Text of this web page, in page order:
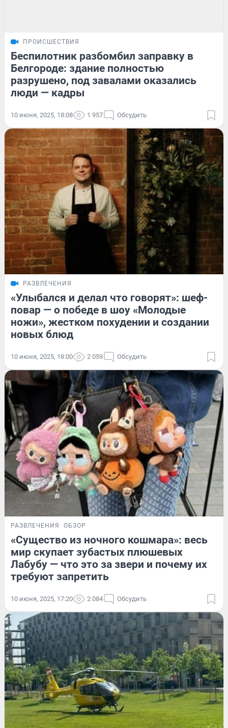
ПРОИСШЕСТВИЯ
Беспилотник разбомбил заправку в
Белгороде: здание полностью
разрушено, под завалами оказались
люди — кадры
10 июня, 2025, 18:08 1 957 Обсудить
РАЗВЛЕЧЕНИЯ
«Улыбался и делал что говорят»: шеф-
повар — о победе в шоу «Молодые
ножи», жестком похудении и создании
новых блюд
10 июня, 2025, 18:00 2 059 Обсудить
РАЗВЛЕЧЕНИЯ ОБЗОР
«Существо из ночного кошмара»: весь
мир скупает зубастых плюшевых
Лабубу — что это за звери и почему их
требуют запретить
10 июня, 2025, 17:20 2 084 Обсудить